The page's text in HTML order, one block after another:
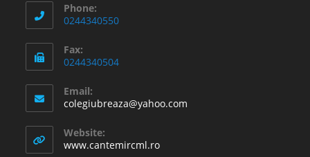
Phone:
0244340550
Fax:
0244340504
Email:
colegiubreaza@yahoo.com
Website:
www.cantemircml.ro